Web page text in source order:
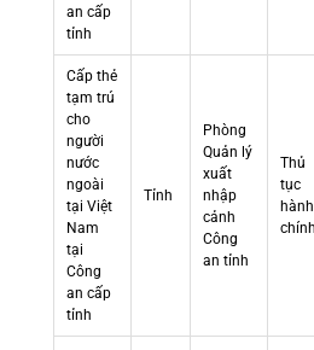
an cấp
tỉnh
Cấp thẻ
tạm trú
cho
người
nước
ngoài
tại Việt
Nam
tại
Công
an cấp
tỉnh
Tỉnh
Phòng
Quản lý
xuất
nhập
cảnh
Công
an tỉnh
Thủ
tục
hành
chính